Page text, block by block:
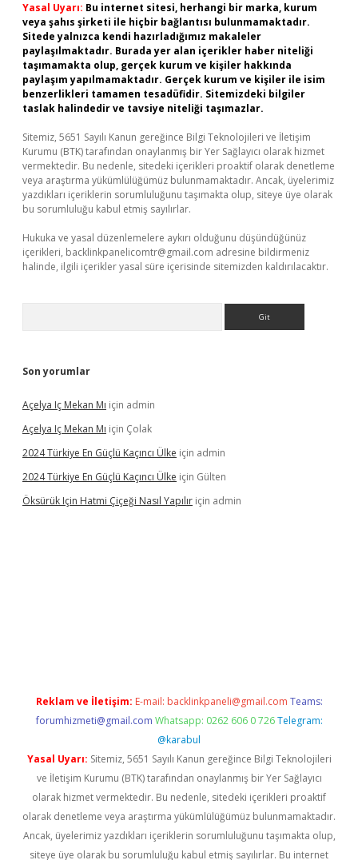
Yasal Uyarı: Bu internet sitesi, herhangi bir marka, kurum
veya şahıs şirketi ile hiçbir bağlantısı bulunmamaktadır.
Sitede yalnızca kendi hazırladığımız makaleler
paylaşılmaktadır. Burada yer alan içerikler haber niteliği
taşımamakta olup, gerçek kurum ve kişiler hakkında
paylaşım yapılmamaktadır. Gerçek kurum ve kişiler ile isim
benzerlikleri tamamen tesadüfidir. Sitemizdeki bilgiler
taslak halindedir ve tavsiye niteliği taşımazlar.
Sitemiz, 5651 Sayılı Kanun gereğince Bilgi Teknolojileri ve İletişim
Kurumu (BTK) tarafından onaylanmış bir Yer Sağlayıcı olarak hizmet
vermektedir. Bu nedenle, sitedeki içerikleri proaktif olarak denetleme
veya araştırma yükümlülüğümüz bulunmamaktadır. Ancak, üyelerimiz
yazdıkları içeriklerin sorumluluğunu taşımakta olup, siteye üye olarak
bu sorumluluğu kabul etmiş sayılırlar.
Hukuka ve yasal düzenlemelere aykırı olduğunu düşündüğünüz
içerikleri, backlinkpanelicomtr@gmail.com adresine bildirmeniz
halinde, ilgili içerikler yasal süre içerisinde sitemizden kaldırılacaktır.
Son yorumlar
Açelya Iç Mekan Mı için admin
Açelya Iç Mekan Mı için Çolak
2024 Türkiye En Güçlü Kaçıncı Ülke için admin
2024 Türkiye En Güçlü Kaçıncı Ülke için Gülten
Öksürük Için Hatmi Çiçeği Nasıl Yapılır için admin
Reklam ve İletişim: E-mail: backlinkpaneli@gmail.com Teams:
forumhizmeti@gmail.com Whatsapp: 0262 606 0 726 Telegram:
@karabul
Yasal Uyarı: Sitemiz, 5651 Sayılı Kanun gereğince Bilgi Teknolojileri
ve İletişim Kurumu (BTK) tarafından onaylanmış bir Yer Sağlayıcı
olarak hizmet vermektedir. Bu nedenle, sitedeki içerikleri proaktif
olarak denetleme veya araştırma yükümlülüğümüz bulunmamaktadır.
Ancak, üyelerimiz yazdıkları içeriklerin sorumluluğunu taşımakta olup,
siteye üye olarak bu sorumluluğu kabul etmiş sayılırlar. Bu internet